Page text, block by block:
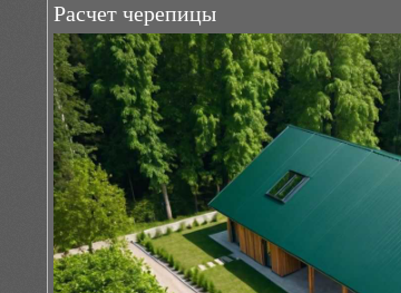
Расчет черепицы